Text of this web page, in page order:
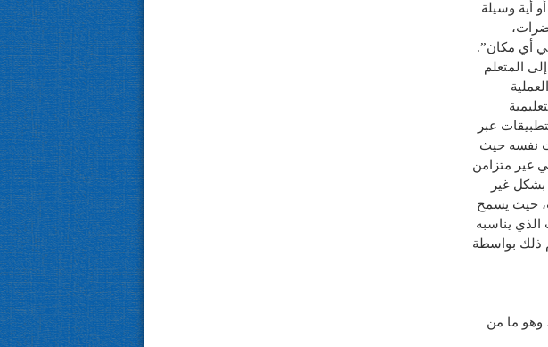
أية وسيلة
أي مكان”.
المتعلم
عبر
نفسه حيث
غير متزامن
بشكل غير
حيث يسمح
يناسبه
ذلك بواسطة
وهو ما من